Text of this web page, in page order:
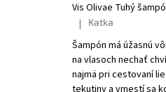
Hodnotenie produktu
| Katka
Šampón má úžasnú
na vlasoch nechať
najmä pri cestovaní
tekutiny a vmestí sa